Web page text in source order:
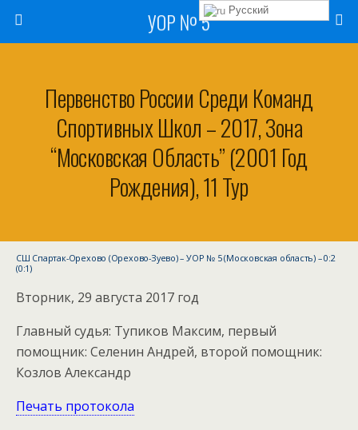
УОР № 5
Первенство России Среди Команд
Спортивных Школ – 2017, Зона
“Московская Область” (2001 Год
Рождения), 11 Тур
СШ Спартак-Орехово (Орехово-Зуево) – УОР № 5 (Московская область) – 0:2
(0:1)
Вторник, 29 августа 2017 год
Главный судья: Тупиков Максим, первый
помощник: Селенин Андрей, второй помощник:
Козлов Александр
Печать протокола
Русский